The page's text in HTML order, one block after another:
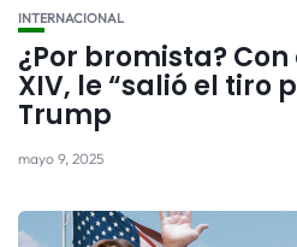
INTERNACIONAL
¿Por bromista?
XIV, le “salió el tiro
Trump
mayo 9, 2025